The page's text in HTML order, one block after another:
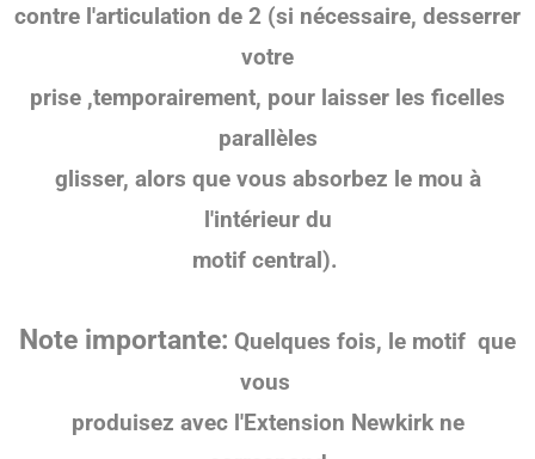
contre l'articulation de 2 (si nécessaire, desserrer
votre
prise ,temporairement, pour laisser les ficelles
parallèles
glisser, alors que vous absorbez le mou à
l'intérieur du
motif central).
Note importante: Quelques fois, le motif que
vous
produisez avec l'Extension Newkirk ne